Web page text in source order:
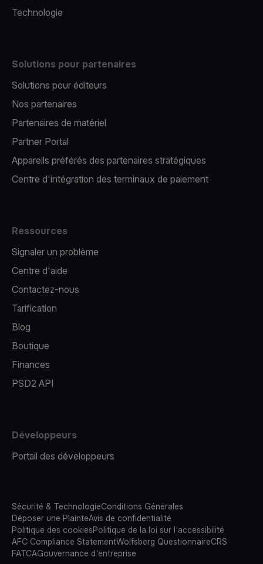
Technologie
Solutions pour partenaires
Solutions pour éditeurs​
Nos partenaires​
Partenaires de matériel
Partner Portal
Appareils préférés des partenaires stratégiques
Centre d'intégration des terminaux de paiement
Ressources
Signaler un problème
Centre d'aide
Contactez-nous
Tarification
Blog
Boutique
Finances
PSD2 API
Développeurs
Portail des développeurs
Sécurité & TechnologieConditions Générales
Déposer une PlainteAvis de confidentialité
Politique des cookiesPolitique de la loi sur l'accessibilité
AFC Compliance StatementWolfsberg QuestionnaireCRS
FATCAGouvernance d'entreprise